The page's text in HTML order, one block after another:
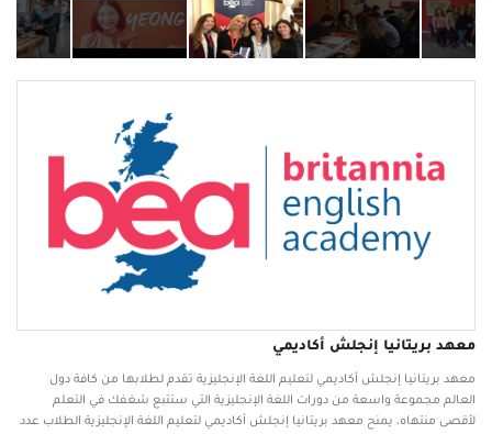
معهد بريتانيا إنجلش أكاديمي
معهد بريتانيا إنجلش أكاديمي لتعليم اللغة الإنجليزية تقدم لطلابها من كافة دول
العالم مجموعة واسعة من دورات اللغة الإنجليزية التي ستتبع شغفك في التعلم
لأقصى منتهاه، يمنح معهد بريتانيا إنجلش أكاديمي لتعليم اللغة الإنجليزية الطلاب عدد